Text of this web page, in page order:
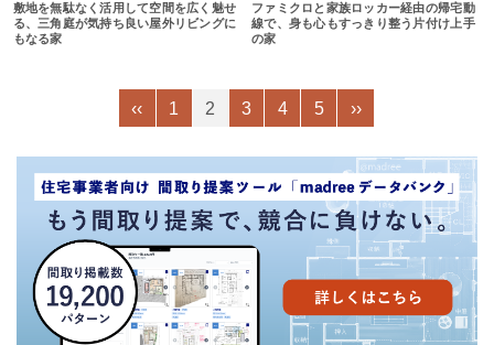
敷地を無駄なく活用して空間を広く魅せ
る、三角庭が気持ち良い屋外リビングに
もなる家
ファミクロと家族ロッカー経由の帰宅動
線で、身も心もすっきり整う片付け上手
の家
‹‹ 1 2 3 4 5 ››